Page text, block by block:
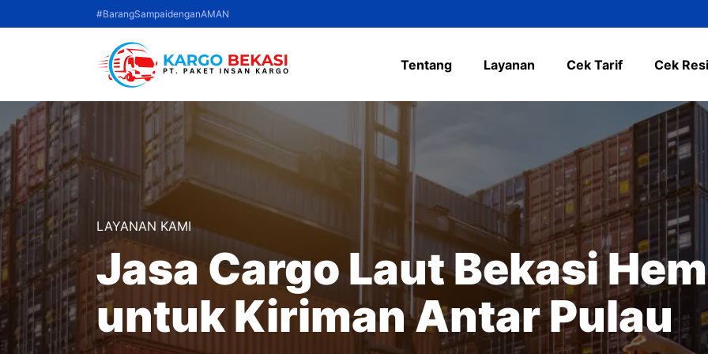
ke
#BarangSampaidenganAMAN
Tentang Layanan Cek Tarif Cek Resi
LAYANAN KAMI
Jasa Cargo Laut Bekasi
untuk Kiriman Antar Pulau